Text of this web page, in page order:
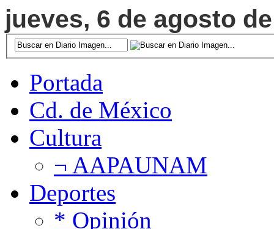
jueves, 6 de agosto
Portada
Cd. de México
Cultura
¬ AAPAUNAM
Deportes
* Opinión